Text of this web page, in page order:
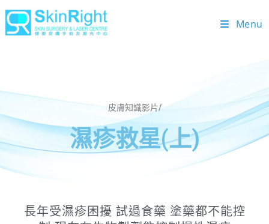
Menu
皮膚知識影片/
濕疹救星(上)
長年受濕疹困擾 試過食藥 塗藥都不能控